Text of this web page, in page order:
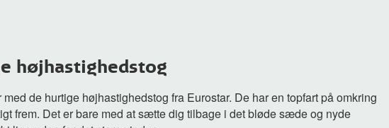
højhastighedstog
de hurtige højhastighedstog fra Eurostar. De har en topfart på omkring
frem. Det er bare med at sætte dig tilbage i det bløde sæde og nyde